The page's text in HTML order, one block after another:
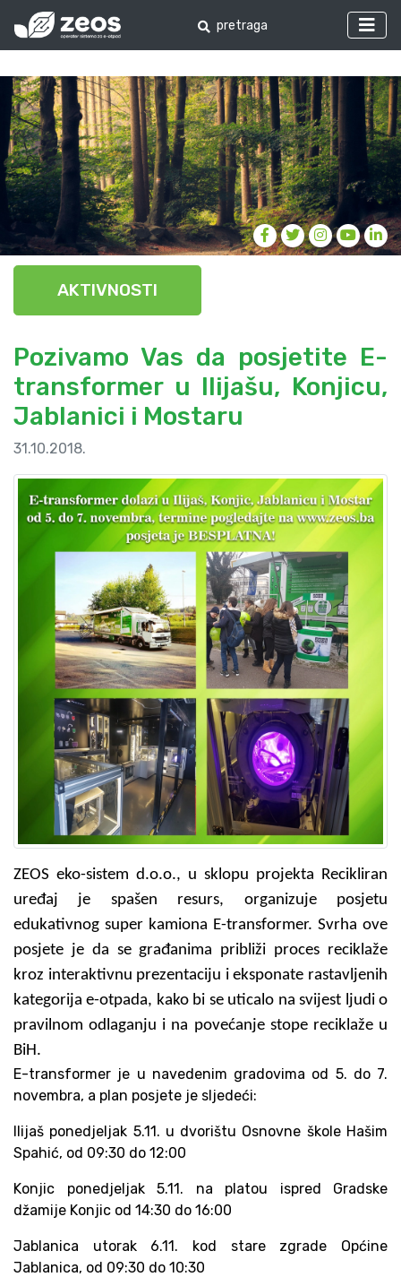
AKTIVNOSTI
Pozivamo Vas da posjetite E-
transformer u Ilijašu, Konjicu,
Jablanici i Mostaru
31.10.2018.
ZEOS eko-sistem d.o.o., u sklopu projekta Recikliran
uređaj je spašen resurs, organizuje posjetu
edukativnog super kamiona E-transformer. Svrha ove
posjete je da se građanima približi proces reciklaže
kroz interaktivnu prezentaciju i eksponate rastavljenih
kategorija e-otpada, kako bi se uticalo na svijest ljudi o
pravilnom odlaganju i na povećanje stope reciklaže u
BiH.
E-transformer je u navedenim gradovima od 5. do 7.
novembra, a plan posjete je sljedeći:
Ilijaš ponedjeljak 5.11. u dvorištu Osnovne škole Hašim
Spahić, od 09:30 do 12:00
Konjic ponedjeljak 5.11. na platou ispred Gradske
džamije Konjic od 14:30 do 16:00
Jablanica utorak 6.11. kod stare zgrade Općine
Jablanica, od 09:30 do 10:30